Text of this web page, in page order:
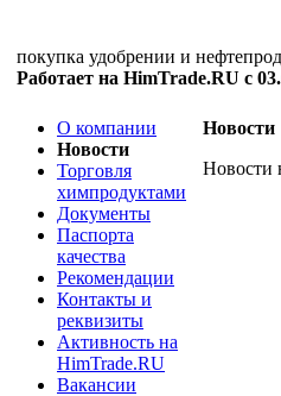
покупка удобрении и
Работает на HimTrade.RU с
О компании
Новости
Торговля
химпродуктами
Документы
Паспорта
качества
Рекомендации
Контакты и
реквизиты
Активность на
HimTrade.RU
Вакансии
Новости
Новости